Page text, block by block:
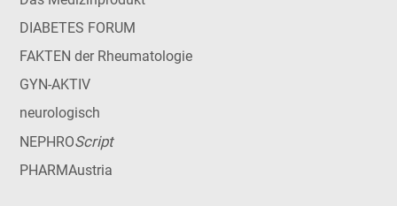
DIABETES FORUM
FAKTEN der Rheumatologie
GYN-AKTIV
neurologisch
NEPHROScript
PHARMAustria